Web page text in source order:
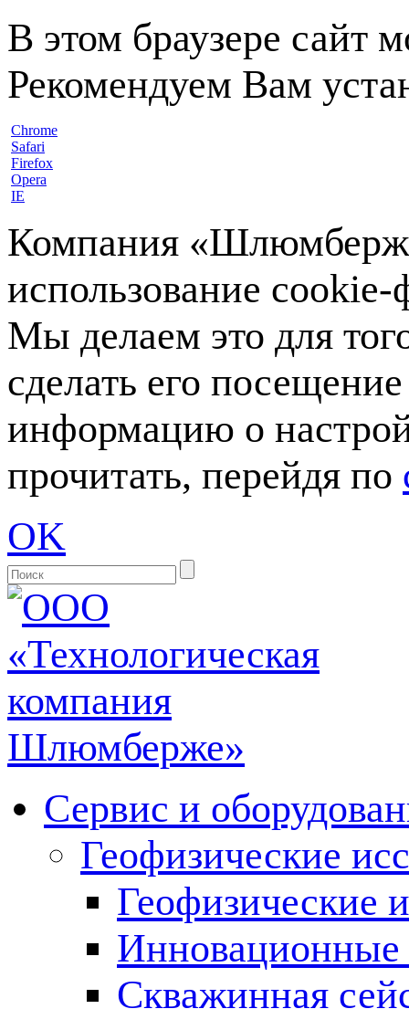
В этом браузере сайт
Рекомендуем Вам
Chrome
Safari
Firefox
Opera
IE
Компания
использование
Мы делаем это для
сделать его
информацию о
прочитать, перейдя по
OK
Сервис и
Геофизические
Геофизические
Инновационные
Скважинная